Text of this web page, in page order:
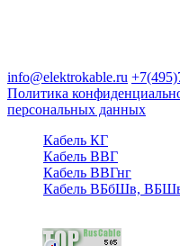
info@elektrokable.ru
Политика
персональных данных
Кабель КГ
Кабель ВВГ
Кабель ВВГнг
Кабель ВБбШв,